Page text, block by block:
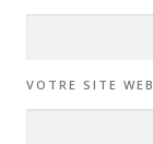
VOTRE SITE WEB